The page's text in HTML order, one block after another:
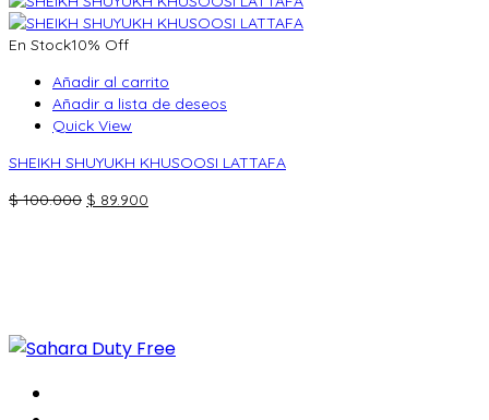
En Stock10% Off
Añadir al carrito
Añadir a lista de deseos
Quick View
SHEIKH SHUYUKH KHUSOOSI LATTAFA
$100.000 El
$ 89.900